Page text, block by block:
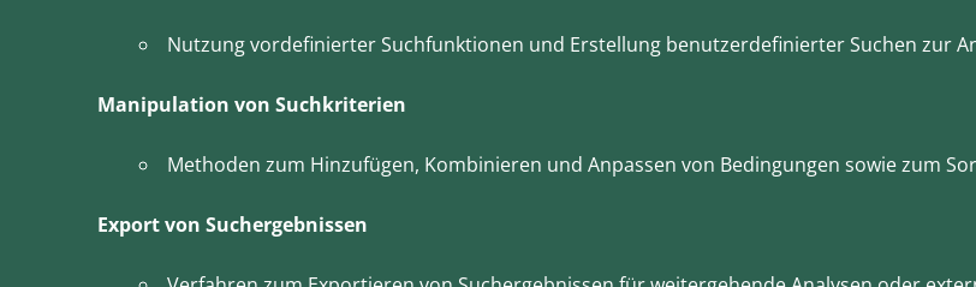
Nutzung vordefinierter Suchfunktionen und Erstellung benutzerdefinierter Suchen zur
Manipulation von Suchkriterien
Methoden zum Hinzufügen, Kombinieren und Anpassen von Bedingungen sowie zum
Export von Suchergebnissen